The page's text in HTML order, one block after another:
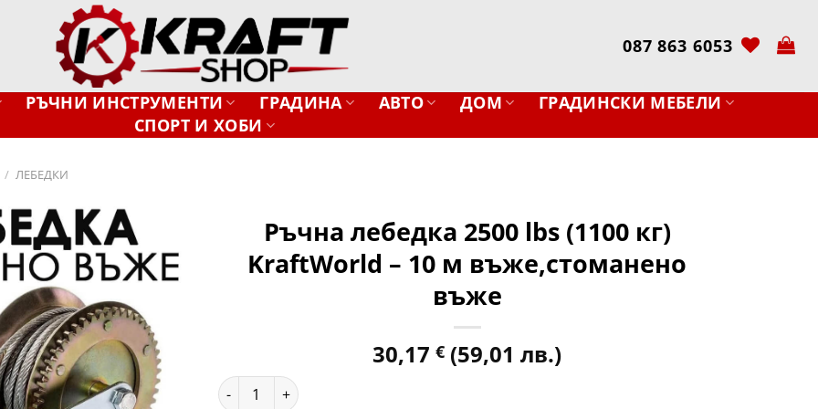
087 863 6053
РЪЧНИ ИНСТРУМЕНТИ ГРАДИНА АВТО ДОМ
ГРАДИНСКИ МЕБЕЛИ
СПОРТ И ХОБИ
/ ЛЕБЕДКИ
Добави
в
Ръчна лебедка 2500 lbs (1100 кг)
KraftWorld – 10 м въже,стоманено
въже
30,17 € (59,01 лв.)
количество за Ръчна лебедка 2500 lbs (1100 кг) KraftWorld – 10 м въже,стоманено въже